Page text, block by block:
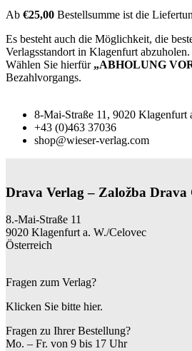
Ab €25,00 Bestellsumme ist die
Es besteht auch die Möglichkeit, die
Verlagsstandort in Klagenfurt abzuholen.
Wählen Sie hierfür „ABHOLUNG
Bezahlvorgangs.
8-Mai-Straße 11, 9020 Klagenfurt
+43 (0)463 37036
shop@wieser-verlag.com
Drava Verlag – Založba Drava
8.-Mai-Straße 11
9020 Klagenfurt a. W./Celovec
Österreich
Fragen zum Verlag?
Klicken Sie bitte hier.
Fragen zu Ihrer Bestellung?
Mo. – Fr. von 9 bis 17 Uhr